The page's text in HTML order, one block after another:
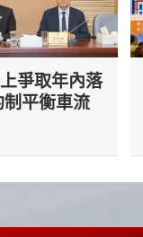
爭取年內落
平衡車流